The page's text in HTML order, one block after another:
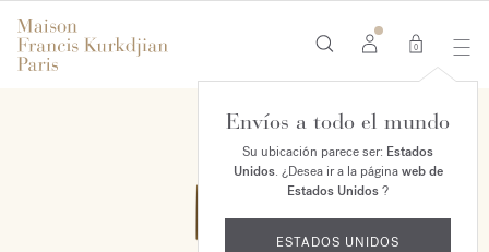
0
Envíos a todo el mundo
Su ubicación parece ser: Estados
Unidos. ¿Desea ir a la páginaweb de
Estados Unidos?
ESTADOS UNIDOS